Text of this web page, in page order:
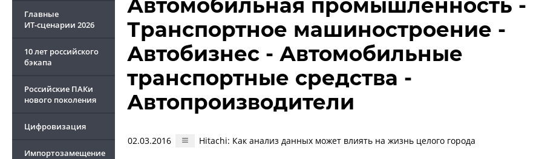
Главные
ИТ-сценарии 2026
10 лет российского
бэкапа
Российские ПАКи
нового поколения
Цифровизация
Импортозамещение
Автомобильная промышленность -
Транспортное машиностроение -
Автобизнес - Автомобильные
транспортные средства -
Автопроизводители
02.03.2016 Hitachi: Как анализ данных может влиять на жизнь целого города